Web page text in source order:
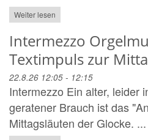
Weiter lesen
Intermezzo
Textimpuls zur
22.8.26 12:05 - 12:15
Intermezzo Ein alter, leider
geratener Brauch ist das
Mittagsläuten der Glocke. ...